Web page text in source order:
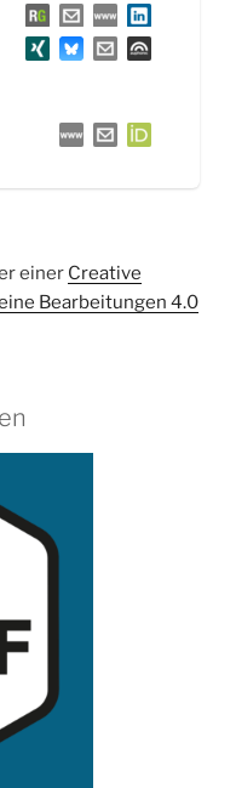
einer Creative
Bearbeitungen 4.0